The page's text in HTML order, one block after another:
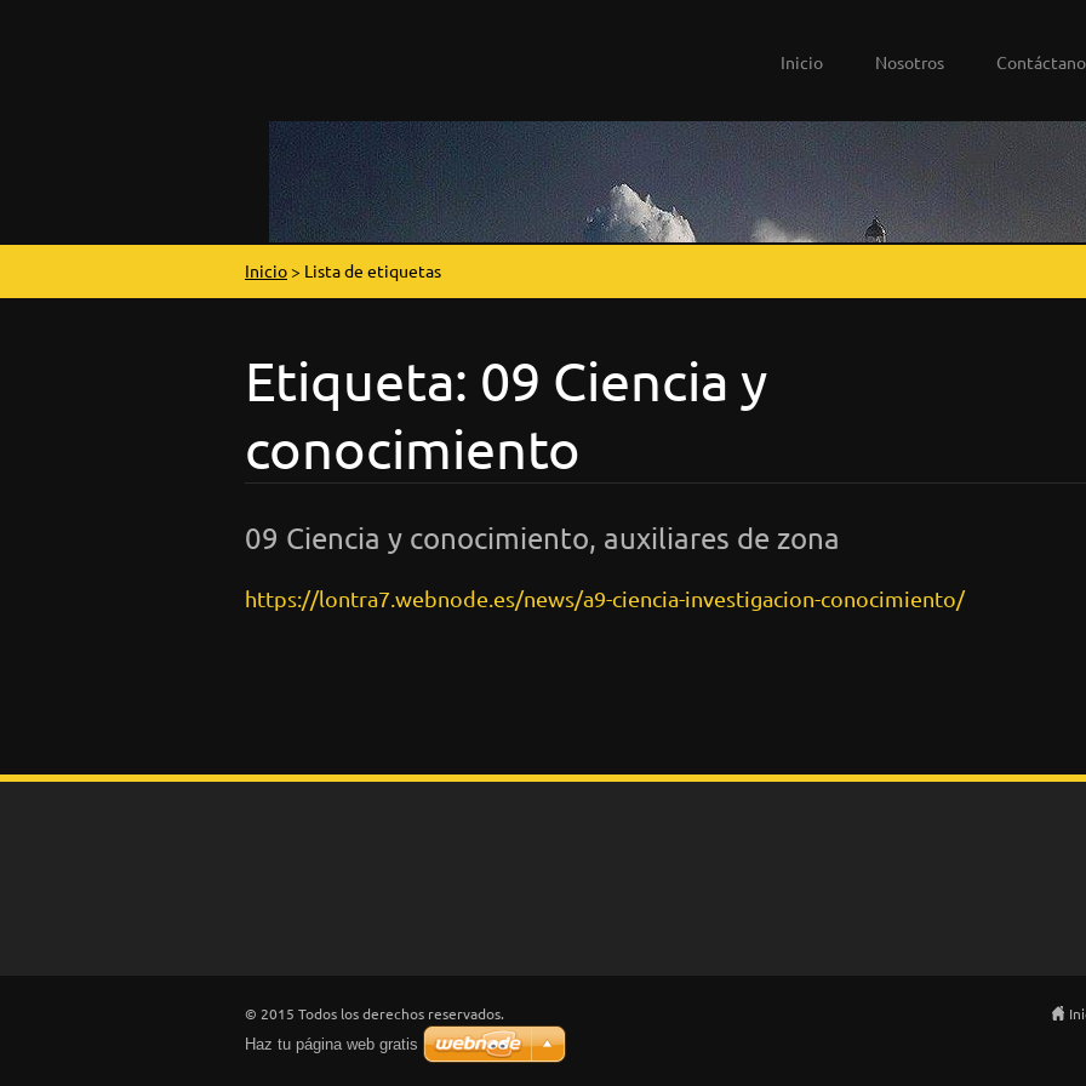
Inicio Nosotros
Inicio> Lista de etiquetas
Etiqueta: 09 Ciencia y
conocimiento
09 Ciencia y conocimiento, auxiliares de zona
https://lontra7.webnode.es/news/a9-ciencia-investigacion-conocimiento/
© 2015 Todos los derechos reservados.
Haz tu página web gratis